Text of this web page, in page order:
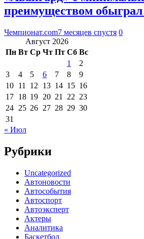
преимуществом
Чемпионат.com7 месяцев спустя 0
Август 2026
Пн Вт Ср Чт Пт Сб Вс
1
2
3
4 5 6 7 8
9
10 11 12 13 14 15 16
17 18 19 20 21 22 23
24 25 26 27 28 29 30
31
« Июл
Рубрики
Uncategorized
Автоновости
Автособытия
Автоспорт
Автоэксперт
Актеры
Аналитика
Баскетбол